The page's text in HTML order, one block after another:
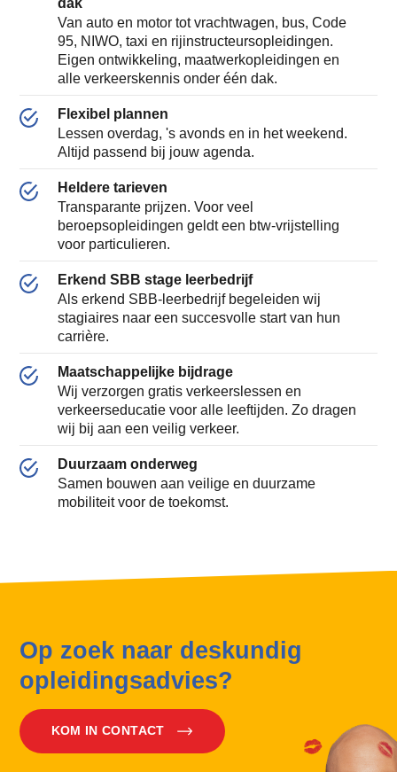
Van auto en motor tot vrachtwagen, bus, Code
95, NIWO, taxi en rijinstructeursopleidingen.
Eigen ontwikkeling, maatwerkopleidingen en
alle verkeerskennis onder één dak.
Flexibel plannen
Lessen overdag, 's avonds en in het weekend.
Altijd passend bij jouw agenda.
Heldere tarieven
Transparante prijzen. Voor veel
beroepsopleidingen geldt een btw-vrijstelling
voor particulieren.
Erkend SBB stage leerbedrijf
Als erkend SBB-leerbedrijf begeleiden wij
stagiaires naar een succesvolle start van hun
carrière.
Maatschappelijke bijdrage
Wij verzorgen gratis verkeerslessen en
verkeerseducatie voor alle leeftijden. Zo dragen
wij bij aan een veilig verkeer.
Duurzaam onderweg
Samen bouwen aan veilige en duurzame
mobiliteit voor de toekomst.
Op zoek naar deskundig
opleidingsadvies?
KOM IN CONTACT